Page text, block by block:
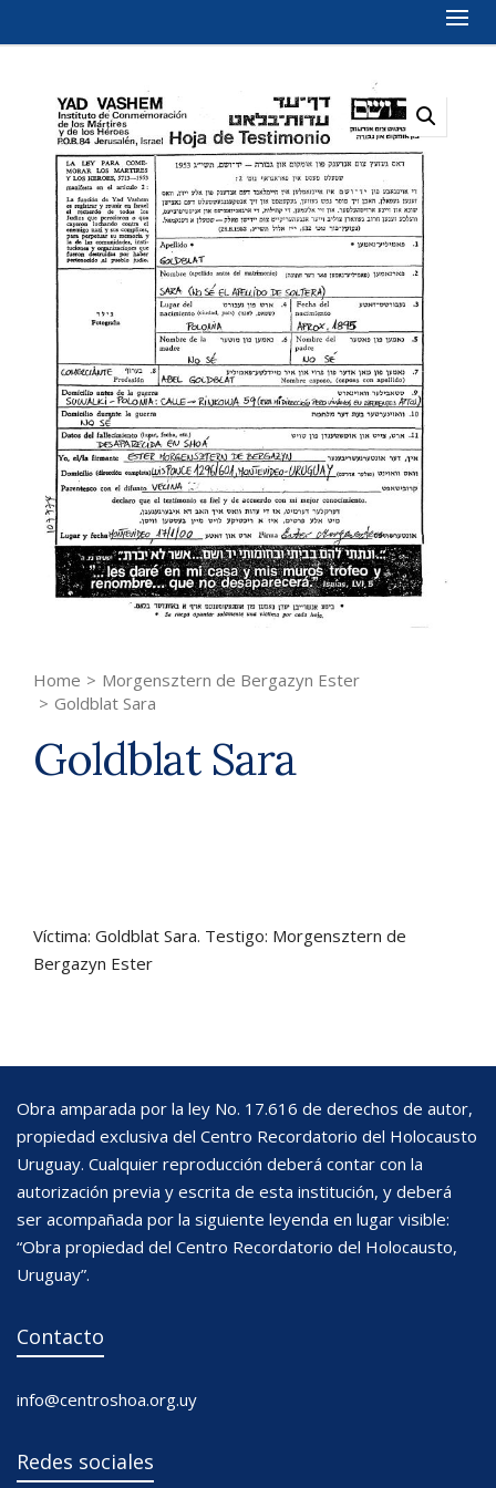
Home > Morgensztern de Bergazyn Ester
> Goldblat Sara
Goldblat Sara
Víctima: Goldblat Sara. Testigo: Morgensztern de
Bergazyn Ester
Obra amparada por la ley No. 17.616 de derechos de autor,
propiedad exclusiva del Centro Recordatorio del Holocausto
Uruguay. Cualquier reproducción deberá contar con la
autorización previa y escrita de esta institución, y deberá
ser acompañada por la siguiente leyenda en lugar visible:
“Obra propiedad del Centro Recordatorio del Holocausto,
Uruguay”.
Contacto
info@centroshoa.org.uy
Redes sociales